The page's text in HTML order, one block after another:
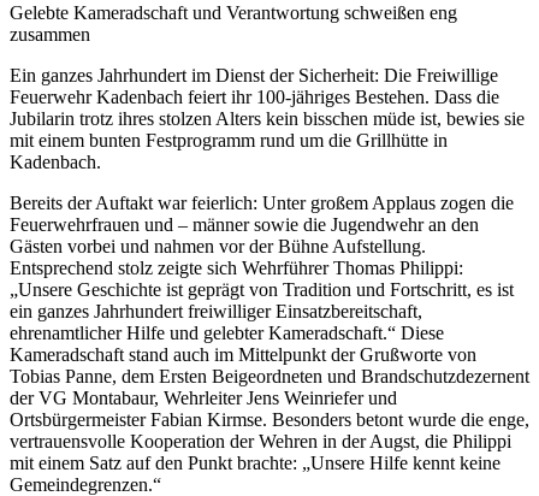
Gelebte Kameradschaft und Verantwortung schweißen eng
zusammen
Ein ganzes Jahrhundert im Dienst der Sicherheit: Die Freiwillige
Feuerwehr Kadenbach feiert ihr 100-jähriges Bestehen. Dass die
Jubilarin trotz ihres stolzen Alters kein bisschen müde ist, bewies sie
mit einem bunten Festprogramm rund um die Grillhütte in
Kadenbach.
Bereits der Auftakt war feierlich: Unter großem Applaus zogen die
Feuerwehrfrauen und – männer sowie die Jugendwehr an den
Gästen vorbei und nahmen vor der Bühne Aufstellung.
Entsprechend stolz zeigte sich Wehrführer Thomas Philippi:
„Unsere Geschichte ist geprägt von Tradition und Fortschritt, es ist
ein ganzes Jahrhundert freiwilliger Einsatzbereitschaft,
ehrenamtlicher Hilfe und gelebter Kameradschaft.“ Diese
Kameradschaft stand auch im Mittelpunkt der Grußworte von
Tobias Panne, dem Ersten Beigeordneten und Brandschutzdezernent
der VG Montabaur, Wehrleiter Jens Weinriefer und
Ortsbürgermeister Fabian Kirmse. Besonders betont wurde die enge,
vertrauensvolle Kooperation der Wehren in der Augst, die Philippi
mit einem Satz auf den Punkt brachte: „Unsere Hilfe kennt keine
Gemeindegrenzen.“